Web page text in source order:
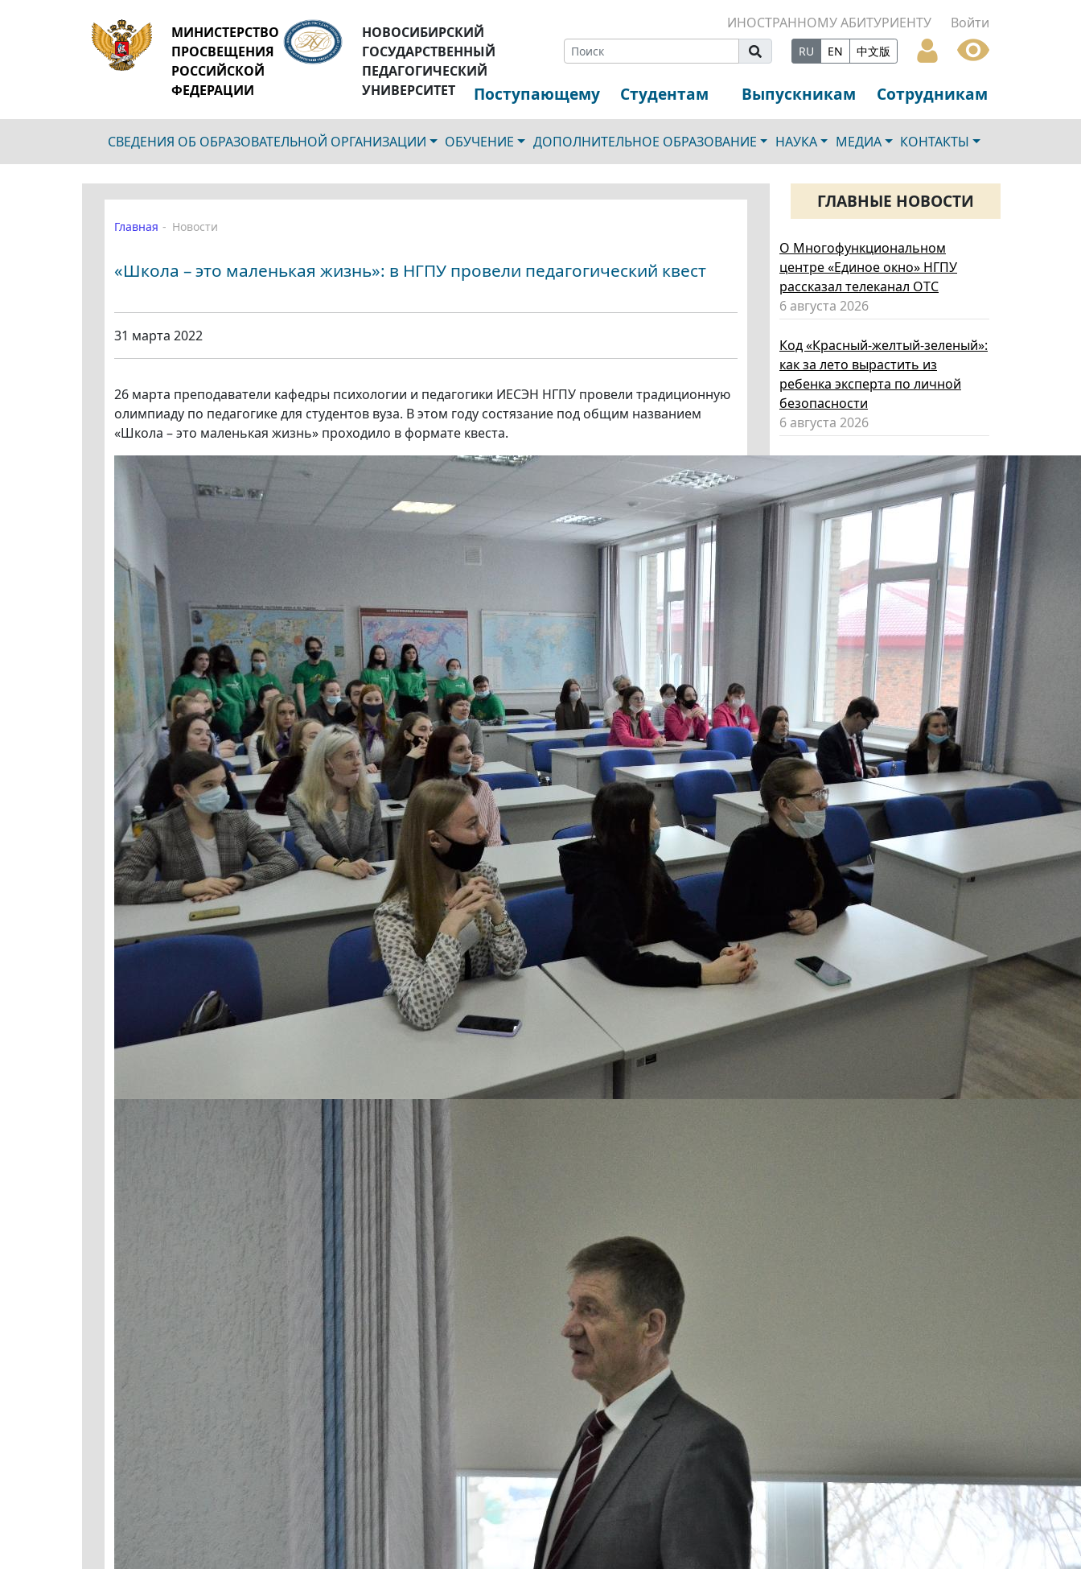
МИНИСТЕРСТВО
ПРОСВЕЩЕНИЯ
РОССИЙСКОЙ
ФЕДЕРАЦИИ
НОВОСИБИРСКИЙ
ГОСУДАРСТВЕННЫЙ
ПЕДАГОГИЧЕСКИЙ
УНИВЕРСИТЕТ
ИНОСТРАННОМУ АБИТУРИЕНТУ Войти
RU EN 中文版
Поступающему Студентам Выпускникам Сотрудникам
СВЕДЕНИЯ ОБ ОБРАЗОВАТЕЛЬНОЙ ОРГАНИЗАЦИИ ОБУЧЕНИЕ ДОПОЛНИТЕЛЬНОЕ ОБРАЗОВАНИЕ НАУКА МЕДИА КОНТАКТЫ
Главная Новости
«Школа – это маленькая жизнь»: в НГПУ провели педагогический квест
31 марта 2022
26 марта преподаватели кафедры психологии и педагогики ИЕСЭН НГПУ провели традиционную
олимпиаду по педагогике для студентов вуза. В этом году состязание под общим названием
«Школа – это маленькая жизнь» проходило в формате квеста.
ГЛАВНЫЕ НОВОСТИ
О Многофункциональном
центре «Единое окно» НГПУ
рассказал телеканал ОТС
6 августа 2026
Код «Красный-желтый-зеленый»:
как за лето вырастить из
ребенка эксперта по личной
безопасности
6 августа 2026
Эксперт НГПУ объяснил, как
выбрать «умные» очки и как ими
пользоваться, чтобы не
нарушать закон
5 августа 2026
Директор ИИГСО НГПУ:
региональный компонент курса
«Россия – мои горизонты»
поможет школьникам с
выбором актуальной профессии
5 августа 2026
НГПУ ждет первокурсников на
собрания по зачислению
4 августа 2026
В НГПУ состоялось зачисление
первокурсников по целевой,
отдельной и особой квотам
3 августа 2026